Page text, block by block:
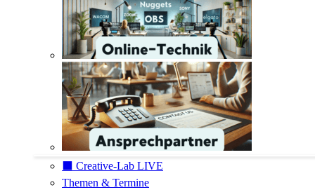
⬛️ Creative-Lab LIVE
Themen & Termine